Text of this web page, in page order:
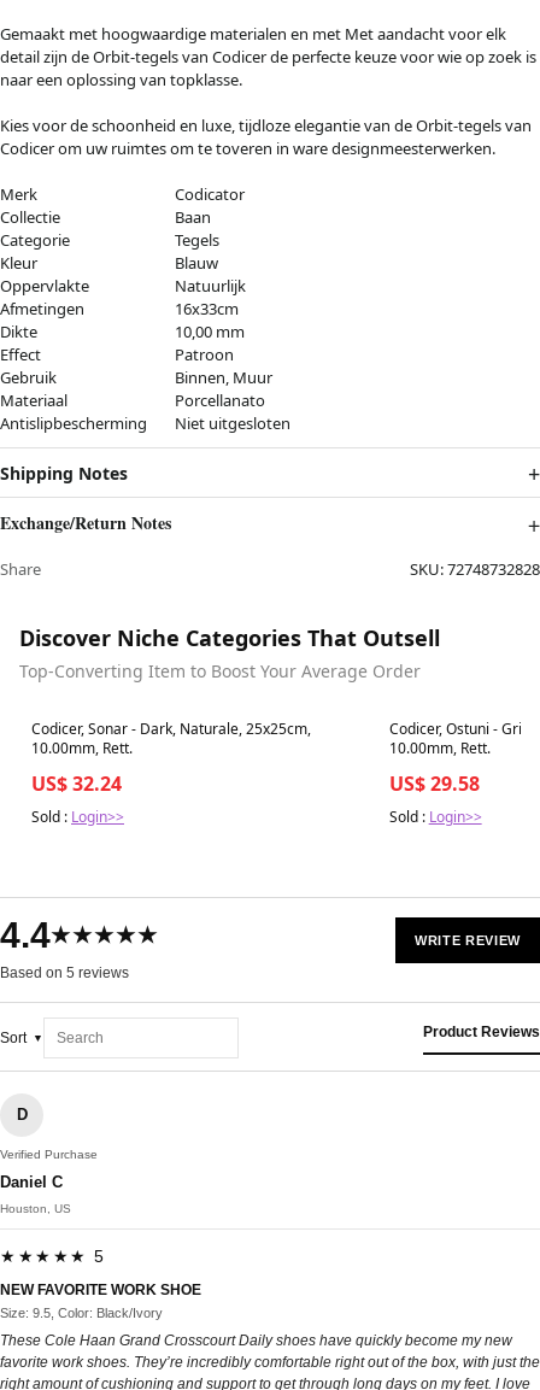
Gemaakt met hoogwaardige materialen en met Met aandacht voor elk
detail zijn de Orbit-tegels van Codicer de perfecte keuze voor wie op zoek is
naar een oplossing van topklasse.
Kies voor de schoonheid en luxe, tijdloze elegantie van de Orbit-tegels van
Codicer om uw ruimtes om te toveren in ware designmeesterwerken.
Merk
Codicator
Collectie
Baan
Categorie
Tegels
Kleur
Blauw
Oppervlakte
Natuurlijk
Afmetingen
16x33cm
Dikte
10,00 mm
Effect
Patroon
Gebruik
Binnen, Muur
Materiaal
Porcellanato
Antislipbescherming
Niet uitgesloten
Shipping Notes
Exchange/Return Notes
Share SKU:72748732828
Discover Niche Categories That Outsell
Top-Converting Item to Boost Your Average Order
Best in 7 days
Codicer, Sonar - Dark, Naturale, 25x25cm,
10.00mm, Rett.
US$ 32.24
Sold : Login>>
Best in 7 days
Codicer, Ostuni -
10.00mm, Rett.
US$ 29.58
Sold : Login>>
4.4★★★★★
Based on 5 reviews
WRITE REVIEW
Sort Product Reviews
D
Verified Purchase
Daniel C
Houston, US
★★★★★ 5
NEW FAVORITE WORK SHOE
Size: 9.5, Color: Black/Ivory
These Cole Haan Grand Crosscourt Daily shoes have quickly become my new
favorite work shoes. They’re incredibly comfortable right out of the box, with just the
right amount of cushioning and support to get through long days on my feet. I love